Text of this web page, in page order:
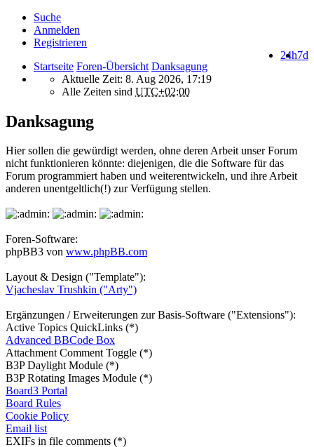
Suche
Anmelden
Registrieren
7d
24h
Startseite Foren-Übersicht Danksagung
Aktuelle Zeit: 8. Aug 2026, 17:19
Alle Zeiten sind UTC+02:00
Danksagung
Hier sollen die gewürdigt werden, ohne deren Arbeit unser Forum
nicht funktionieren könnte: diejenigen, die die Software für das
Forum programmiert haben und weiterentwickeln, und ihre Arbeit
anderen unentgeltlich(!) zur Verfügung stellen.
Foren-Software:
phpBB3 von www.phpBB.com
Layout & Design ("Template"):
Vjacheslav Trushkin ("Arty")
Ergänzungen / Erweiterungen zur Basis-Software ("Extensions"):
Active Topics QuickLinks (*)
Advanced BBCode Box
Attachment Comment Toggle (*)
B3P Daylight Module (*)
B3P Rotating Images Module (*)
Board3 Portal
Board Rules
Cookie Policy
Email list
EXIFs in file comments (*)